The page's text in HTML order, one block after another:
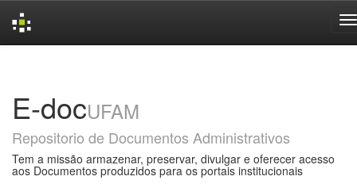
E-docUFAM
Repositorio de Documentos Administrativos
Tem a missão armazenar, preservar, divulgar e oferecer acesso
aos Documentos produzidos para os portais institucionais